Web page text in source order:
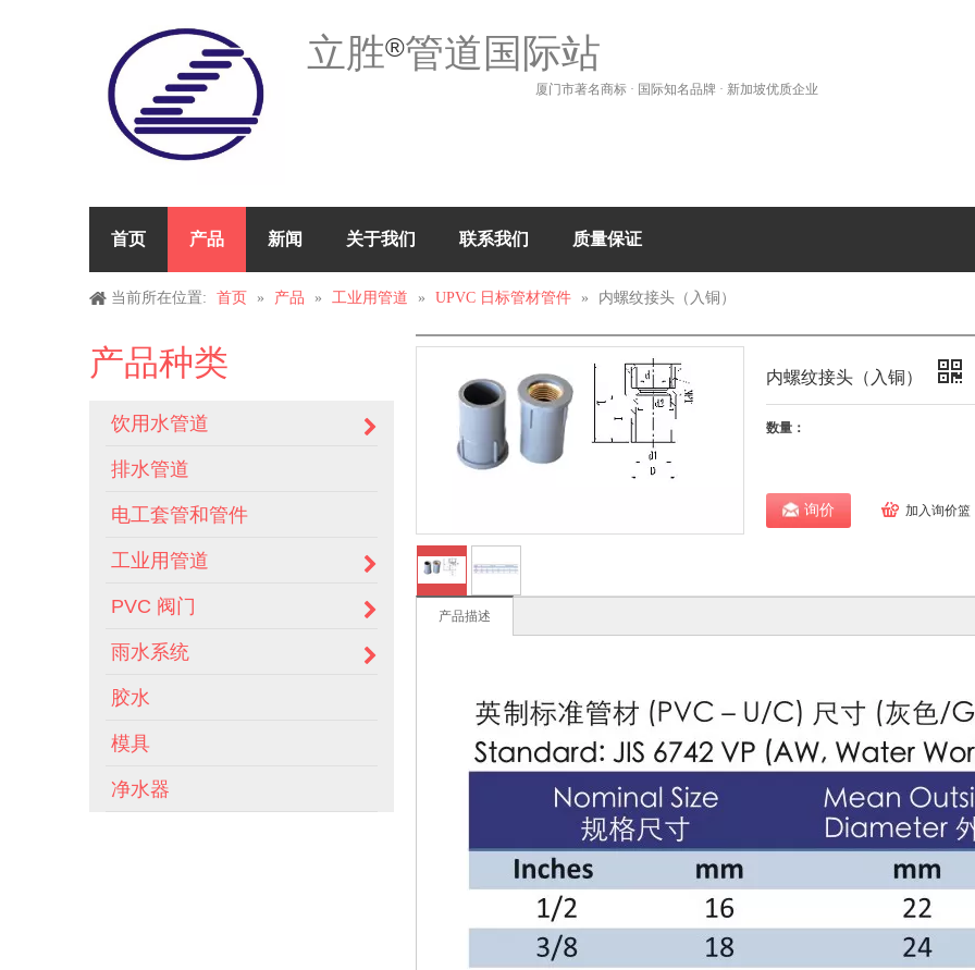
立胜®管道国际站
厦门市著名商标 · 国际知名品牌 · 新加坡优质企业
首页 产品 新闻 关于我们 联系我们 质量保证
当前所在位置: 首页 » 产品 » 工业用管道 » UPVC 日标管材管件 » 内螺纹接头（入铜）
产品种类
饮用水管道
排水管道
电工套管和管件
工业用管道
PVC 阀门
雨水系统
胶水
模具
净水器
内螺纹接头（入铜）
数量：
询价 加入询价篮
产品描述